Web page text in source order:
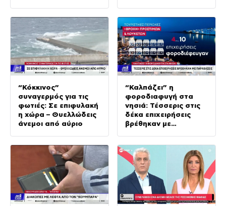
“Κόκκινος”
συναγερμός για τις
φωτιές: Σε επιφυλακή
η χώρα – Θυελλώδεις
άνεμοι από αύριο
“Καλπάζει” η
φοροδιαφυγή στα
νησιά: Τέσσερις στις
δέκα επιχειρήσεις
βρέθηκαν με